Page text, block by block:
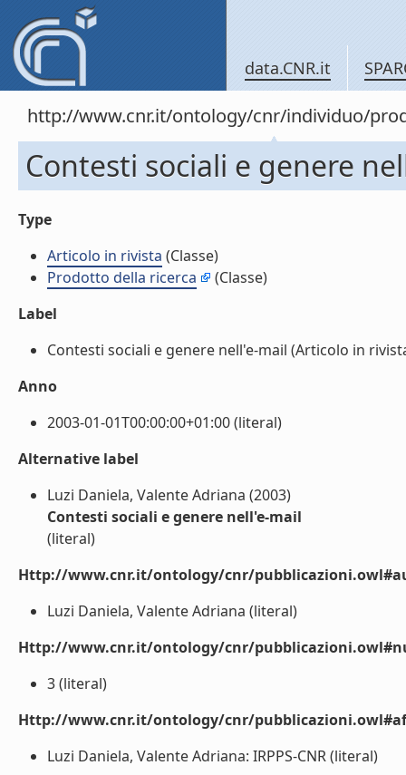
data.CNR.it
http://www.cnr.it/ontology/cnr/individuo/
Contesti sociali e genere
Type
Articolo in rivista (Classe)
Prodotto della ricerca
(Classe)
Label
Contesti sociali e genere nell'e-mail (Articolo in
Anno
2003-01-01T00:00:00+01:00 (literal)
Alternative label
Luzi Daniela, Valente Adriana (2003)
Contesti sociali e genere nell'e-mail
(literal)
Http://www.cnr.it/ontology/cnr/
Luzi Daniela, Valente Adriana (literal)
Http://www.cnr.it/ontology/cnr/
3 (literal)
Http://www.cnr.it/ontology/cnr/
Luzi Daniela, Valente Adriana: IRPPS-CNR (literal)